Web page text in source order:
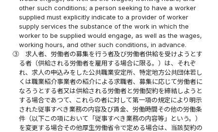
other such conditions; a person seeking to have a worker
supplied must explicitly indicate to a provider of worker
supply services the substance of the work in which the
worker to be supplied would engage, as well as the wages,
working hours, and other such conditions, in advance.
③
求人者、労働者の募集を行う者及び労働者供給を受けようとす
る者（供給される労働者を雇用する場合に限る。）は、それぞ
れ、求人の申込みをした公共職業安定所、特定地方公共団体若し
くは職業紹介事業者の紹介による求職者、募集に応じて労働者に
なろうとする者又は供給される労働者と労働契約を締結しようと
する場合であつて、これらの者に対して第一項の規定により明示
された従事すべき業務の内容及び賃金、労働時間その他の労働条
件（以下この項において「従事すべき業務の内容等」という。）
を変更する場合その他厚生労働省令で定める場合は、当該契約の